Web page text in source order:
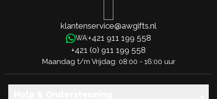
klantenservice@awgifts.nl
WA:+421 911 199 558
+421 (0) 911 199 558
Maandag t/m Vrijdag: 08:00 - 16:00 uur